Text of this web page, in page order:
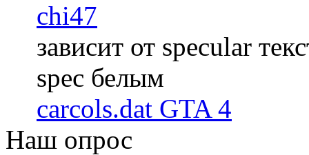
chi47
зависит от specular
spec белым
carcols.dat GTA 4
Наш опрос